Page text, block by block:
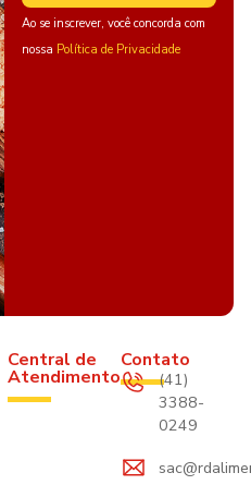
Ao se inscrever, você concorda com
nossa Política de Privacidade
Central de
Atendimento
Contato
(41)
3388-
0249